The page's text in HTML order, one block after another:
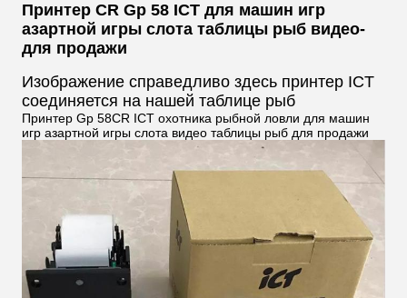
Принтер CR Gp 58 ICT для машин игр
азартной игры слота таблицы рыб видео-
для продажи
Изображение справедливо здесь принтер ICT
соединяется на нашей таблице рыб
Принтер Gp 58CR ICT охотника рыбной ловли для машин
игр азартной игры слота видео таблицы рыб для продажи